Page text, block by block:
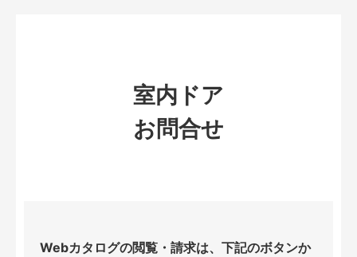
室内ドア
お問合せ
Webカタログの閲覧・請求は、下記のボタンか